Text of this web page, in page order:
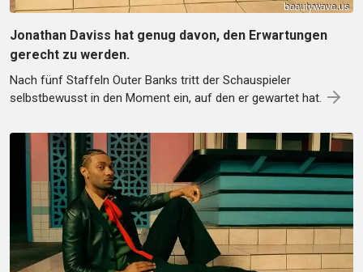
Jonathan Daviss hat genug davon, den Erwartungen
gerecht zu werden.
Nach fünf Staffeln Outer Banks tritt der Schauspieler
selbstbewusst in den Moment ein, auf den er gewartet hat.